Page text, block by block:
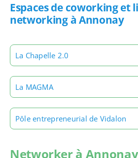
Espaces de coworking et
networking à Annonay
La Chapelle 2.0
La MAGMA
Pôle entrepreneurial de Vidalon
Networker à